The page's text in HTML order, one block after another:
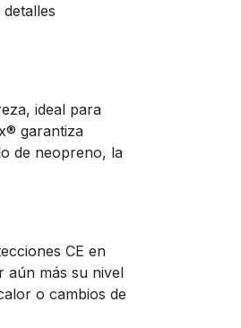
ideal para
garantiza
de neopreno, la
CE en
aún más su nivel
o cambios de